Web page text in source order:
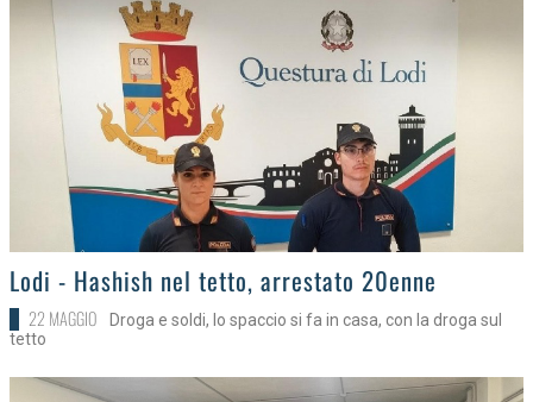
>Lodi - Hashish nel tetto, arrestato 20enne
22 MAGGIO
Droga e soldi, lo spaccio si fa in casa, con la droga sul
tetto